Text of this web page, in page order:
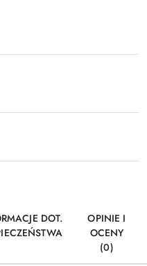
DOT.
OPINIE I
OCENY
(0)